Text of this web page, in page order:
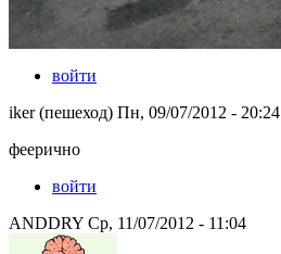
войти
iker (пешеход) Пн, 09/07/2012 - 20:24
феерично
войти
ANDDRY Ср, 11/07/2012 - 11:04